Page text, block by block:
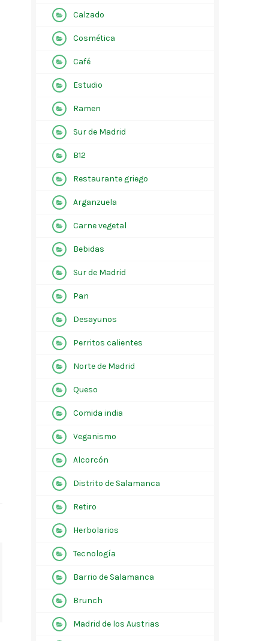
Calzado
Cosmética
Café
Estudio
Ramen
Sur de Madrid
B12
Restaurante griego
Arganzuela
Carne vegetal
Bebidas
Sur de Madrid
Pan
Desayunos
Perritos calientes
Norte de Madrid
Queso
Comida india
Veganismo
Alcorcón
Distrito de Salamanca
Retiro
Herbolarios
Tecnología
Barrio de Salamanca
Brunch
Madrid de los Austrias